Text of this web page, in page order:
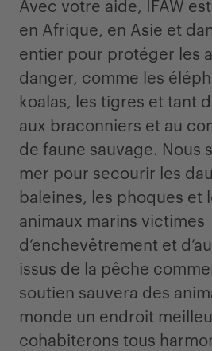
en Afrique, en Asie et
entier pour protéger les
danger, comme les
koalas, les tigres et tant
aux braconniers et au
de faune sauvage. Nous
mer pour secourir les
baleines, les phoques et
animaux marins victimes
d’enchevêtrement et
issus de la pêche
soutien sauvera des
monde un endroit
cohabiterons tous